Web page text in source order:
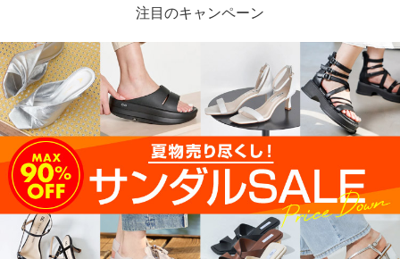
注目のキャンペーン